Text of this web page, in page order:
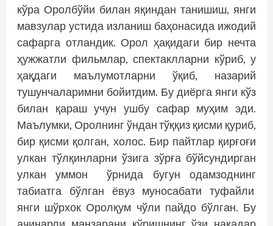
кўра Оролбўйи билан яқиндан танишиш, янги
мавзулар устида изланиш баҳонасида ижодий
сафарга отландик. Орол ҳақидаги бир нечта
ҳужжатли фильмлар, спектаклларни кўриб, у
ҳақдаги маълумотларни ўқиб, назарий
тушунчаларимни бойитдим. Бу диёрга янги кўз
билан қараш учун ушбу сафар муҳим эди.
Маълумки, Оролнинг ўндан тўққиз қисми қуриб,
бир қисми қолган, холос. Бир пайтлар қирғоғи
улкан тўлқинларни ўзига зўрға бўйсундирган
улкан уммон ўрнида бугун одамзоднинг
табиатга бўлган ёвуз муносабати туфайли
янги шўрхок Оролқум чўли пайдо бўлган. Бу